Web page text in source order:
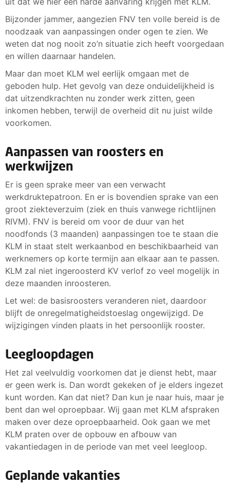
Bijzonder jammer, aangezien FNV ten volle bereid is de
noodzaak van aanpassingen onder ogen te zien. We
weten dat nog nooit zo’n situatie zich heeft voorgedaan
en willen daarnaar handelen.
Maar dan moet KLM wel eerlijk omgaan met de
geboden hulp. Het gevolg van deze onduidelijkheid is
dat uitzendkrachten nu zonder werk zitten, geen
inkomen hebben, terwijl de overheid dit nu juist wilde
voorkomen.
Aanpassen van roosters en
werkwijzen
Er is geen sprake meer van een verwacht
werkdruktepatroon. En er is bovendien sprake van een
groot ziekteverzuim (ziek en thuis vanwege richtlijnen
RIVM). FNV is bereid om voor de duur van het
noodfonds (3 maanden) aanpassingen toe te staan die
KLM in staat stelt werkaanbod en beschikbaarheid van
werknemers op korte termijn aan elkaar aan te passen.
KLM zal niet ingeroosterd KV verlof zo veel mogelijk in
deze maanden inroosteren.
Let wel: de basisroosters veranderen niet, daardoor
blijft de onregelmatigheidstoeslag ongewijzigd. De
wijzigingen vinden plaats in het persoonlijk rooster.
Leegloopdagen
Het zal veelvuldig voorkomen dat je dienst hebt, maar
er geen werk is. Dan wordt gekeken of je elders ingezet
kunt worden. Kan dat niet? Dan kun je naar huis, maar je
bent dan wel oproepbaar. Wij gaan met KLM afspraken
maken over deze oproepbaarheid. Ook gaan we met
KLM praten over de opbouw en afbouw van
vakantiedagen in de periode van met veel leegloop.
Geplande vakanties